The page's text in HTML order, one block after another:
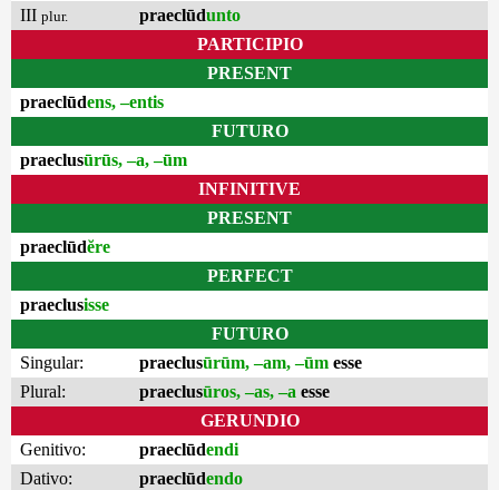
III plur. praeclūdunto
PARTICIPIO
PRESENT
praeclūdens, –entis
FUTURO
praeclusūrūs, –a, –ūm
INFINITIVE
PRESENT
praeclūdĕre
PERFECT
praeclusisse
FUTURO
Singular:
praeclusūrūm, –am, –ūm esse
Plural:
praeclusūros, –as, –a esse
GERUNDIO
Genitivo:
praeclūdendi
Dativo:
praeclūdendo